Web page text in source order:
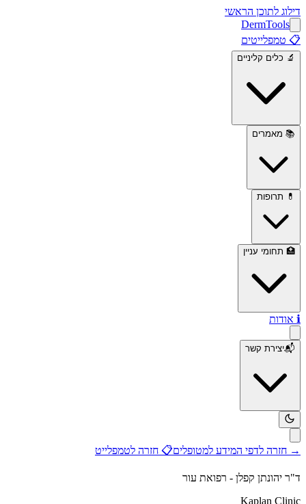
דילוג לתוכן הראשי
DermTools
📋 טמפלייטים
🔬 כלים קליניים
📚 מאמרים
💊 תרופות
🏥 תחומי עניין
ℹ️ אודות
📬יצירת קשר
→ חזרה לדפי המידע למטופלים📋 חזרה לטמפלייט
ד"ר יהונתן קפלן - רפואת עור
Kaplan Clinic